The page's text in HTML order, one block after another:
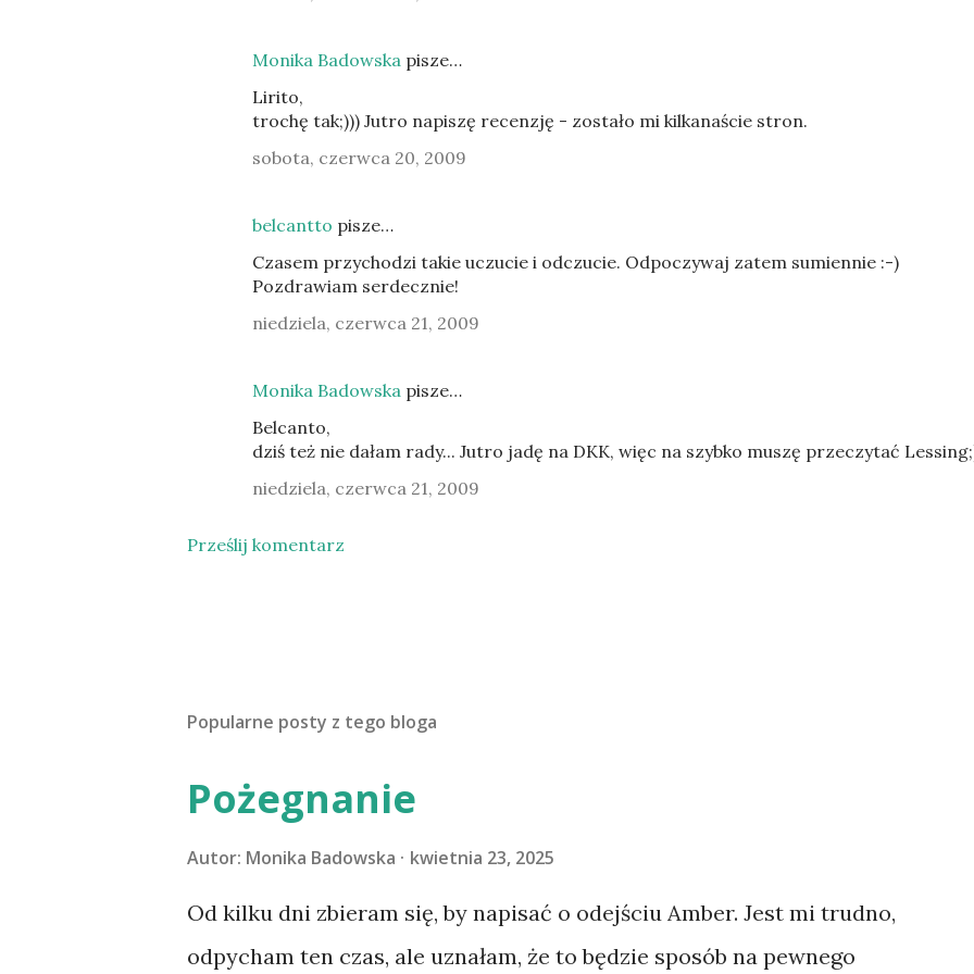
Monika Badowska pisze…
Lirito,
trochę tak;))) Jutro napiszę recenzję - zostało mi kilkanaście stron.
sobota, czerwca 20, 2009
belcantto pisze…
Czasem przychodzi takie uczucie i odczucie. Odpoczywaj zatem sumiennie :-)
Pozdrawiam serdecznie!
niedziela, czerwca 21, 2009
Monika Badowska pisze…
Belcanto,
dziś też nie dałam rady... Jutro jadę na DKK, więc na szybko muszę przeczytać
niedziela, czerwca 21, 2009
Prześlij komentarz
Popularne posty z tego bloga
Pożegnanie
Autor: Monika Badowska kwietnia 23, 2025
Od kilku dni zbieram się, by napisać o odejściu Amber. Jest mi trudno,
odpycham ten czas, ale uznałam, że to będzie sposób na pewnego